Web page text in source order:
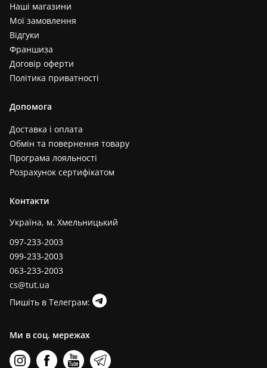
Наші магазини
Мої замовлення
Відгуки
Франшиза
Договір оферти
Політика приватності
Допомога
Доставка і оплата
Обмін та повернення товару
Програма лояльності
Розрахунок сертифікатом
Контакти
Україна, м. Хмельницький
097-233-2003
099-233-2003
063-233-2003
cs@tut.ua
Пишіть в Телеграм:
Ми в соц. мережах